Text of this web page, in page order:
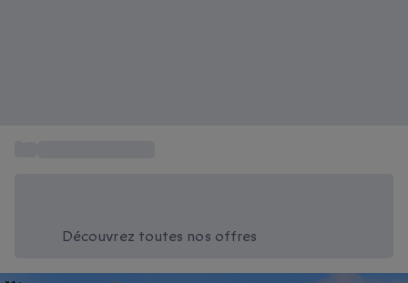
Découvrez toutes nos offres